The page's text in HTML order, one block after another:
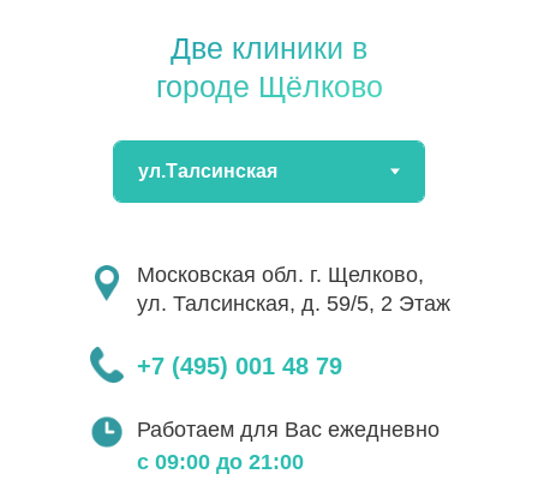
Две клиники в
городе Щёлково
Московская обл. г. Щелково,
ул. Талсинская, д. 59/5, 2 Этаж
+7 (495) 001 48 79
с 09:00 до 21:00
Работаем для Вас ежедневно